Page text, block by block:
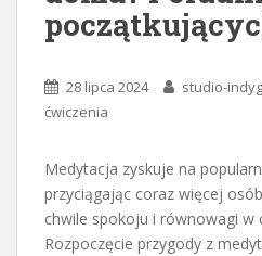
28 lipca 2024 studio-
ćwiczenia
Medytacja zyskuje na
przyciągając coraz więcej
chwile spokoju i równowagi w
Rozpoczęcie przygody z